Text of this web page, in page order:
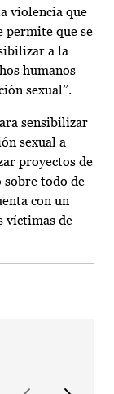
violencia que
permite que se
a la
humanos
sexual”.
sensibilizar
sexual a
proyectos de
sobre todo de
con un
víctimas de